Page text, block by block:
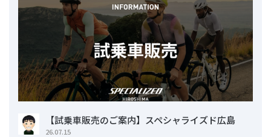
【試乗車販売のご案内】スペシャライズド広島
26.07.15